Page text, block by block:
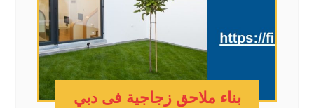
بناء ملاحق زجاجية فى دبي